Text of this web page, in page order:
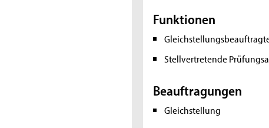
Funktionen
Stellvertretende
Beauftragungen
Gleichstellung